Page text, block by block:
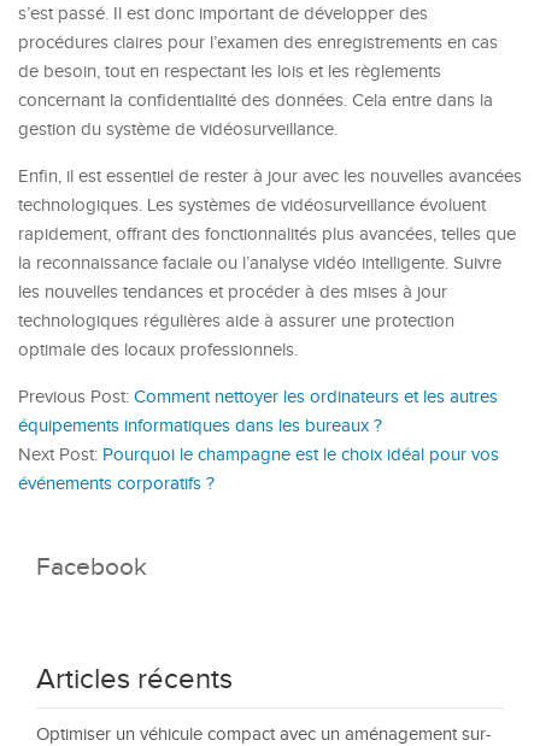
s’est passé. Il est donc important de développer des
procédures claires pour l’examen des enregistrements en cas
de besoin, tout en respectant les lois et les règlements
concernant la confidentialité des données. Cela entre dans la
gestion du système de vidéosurveillance.
Enfin, il est essentiel de rester à jour avec les nouvelles avancées
technologiques. Les systèmes de vidéosurveillance évoluent
rapidement, offrant des fonctionnalités plus avancées, telles que
la reconnaissance faciale ou l’analyse vidéo intelligente. Suivre
les nouvelles tendances et procéder à des mises à jour
technologiques régulières aide à assurer une protection
optimale des locaux professionnels.
Previous Post: Comment nettoyer les ordinateurs et les autres
équipements informatiques dans les bureaux ?
Next Post: Pourquoi le champagne est le choix idéal pour vos
événements corporatifs ?
Facebook
Articles récents
Optimiser un véhicule compact avec un aménagement sur-